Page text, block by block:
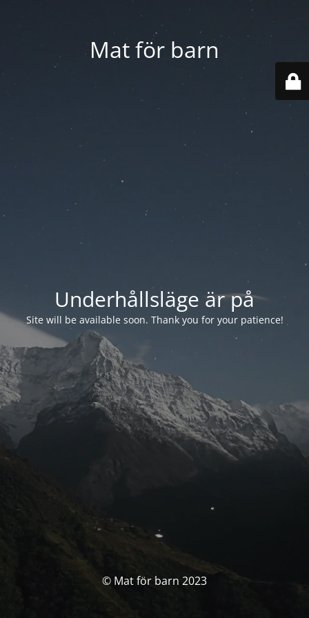
Mat för barn
Underhållsläge är på
Site will be available soon. Thank you for your patience!
© Mat för barn 2023